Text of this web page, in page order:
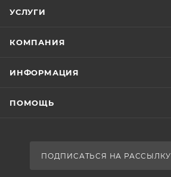
УСЛУГИ
КОМПАНИЯ
ИНФОРМАЦИЯ
ПОМОЩЬ
ПОДПИСАТЬСЯ НА РАССЫЛКУ